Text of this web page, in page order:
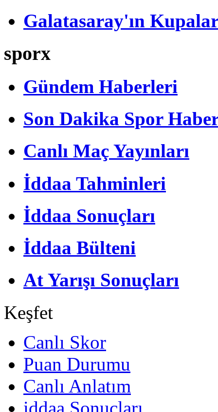
Galatasaray'ın
sporx
Gündem Haberleri
Son Dakika Spor
Canlı Maç Yayınları
İddaa Tahminleri
İddaa Sonuçları
İddaa Bülteni
At Yarışı Sonuçları
Keşfet
Canlı Skor
Puan Durumu
Canlı Anlatım
iddaa Sonuçları